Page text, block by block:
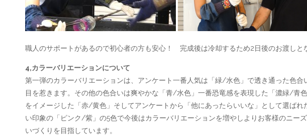
職人のサポートがあるので初心者の方も安心！ 完成後は冷却するため2日後のお渡しと
4,カラーバリエーションについて
第一弾のカラーバリエーションは、アンケート一番人気は「緑/水色」で透き通った色合
目を惹きます。その他の色合いは爽やかな「青/水色」一番恐竜感を表現した「濃緑/青
をイメージした「赤/黄色」そしてアンケートから「他にあったらいいな」として選ばれ
い印象の「ピンク/紫」の5色で今後はカラーバリエーションを増やしよりお客様のニー
いづくりを目指しています。